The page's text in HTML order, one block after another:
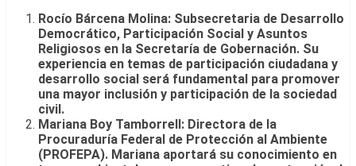
Rocío Bárcena Molina: Subsecretaria de Desarrollo
Democrático, Participación Social y Asuntos
Religiosos en la Secretaría de Gobernación. Su
experiencia en temas de participación ciudadana y
desarrollo social será fundamental para promover
una mayor inclusión y participación de la sociedad
civil.
Mariana Boy Tamborrell: Directora de la
Procuraduría Federal de Protección al Ambiente
(PROFEPA). Mariana aportará su conocimiento en